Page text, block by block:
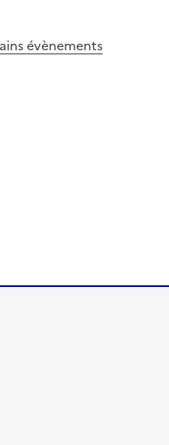
évènements